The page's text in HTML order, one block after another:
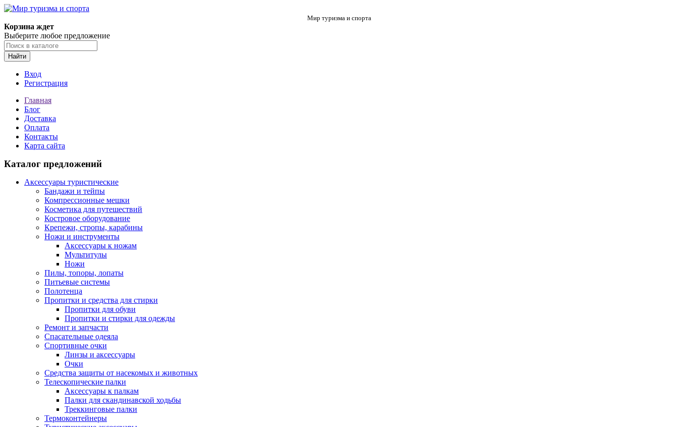
Мир туризма и спорта
Корзина ждет
Выберите любое предложение
Найти
Вход
Регистрация
Главная
Блог
Доставка
Оплата
Контакты
Карта сайта
Каталог предложений
Аксессуары туристические
Бандажи и тейпы
Компрессионные мешки
Косметика для путешествий
Костровое оборудование
Крепежи, стропы, карабины
Ножи и инструменты
Аксессуары к ножам
Мультитулы
Ножи
Пилы, топоры, лопаты
Питьевые системы
Полотенца
Пропитки и средства для стирки
Пропитки для обуви
Пропитки и стирки для одежды
Ремонт и запчасти
Спасательные одеяла
Спортивные очки
Линзы и аксессуары
Очки
Средства защиты от насекомых и животных
Телескопические палки
Аксессуары к палкам
Палки для скандинавской ходьбы
Треккинговые палки
Термоконтейнеры